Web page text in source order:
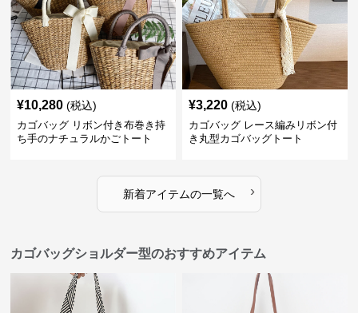
¥10,280 (税込)
カゴバッグ リボン付き布巻き持
ち手のナチュラルかごトート
¥3,220 (税込)
カゴバッグ レース編みリボン付
き丸型カゴバッグトート
新着アイテムの一覧へ ›
カゴバッグショルダー型のおすすめアイテム